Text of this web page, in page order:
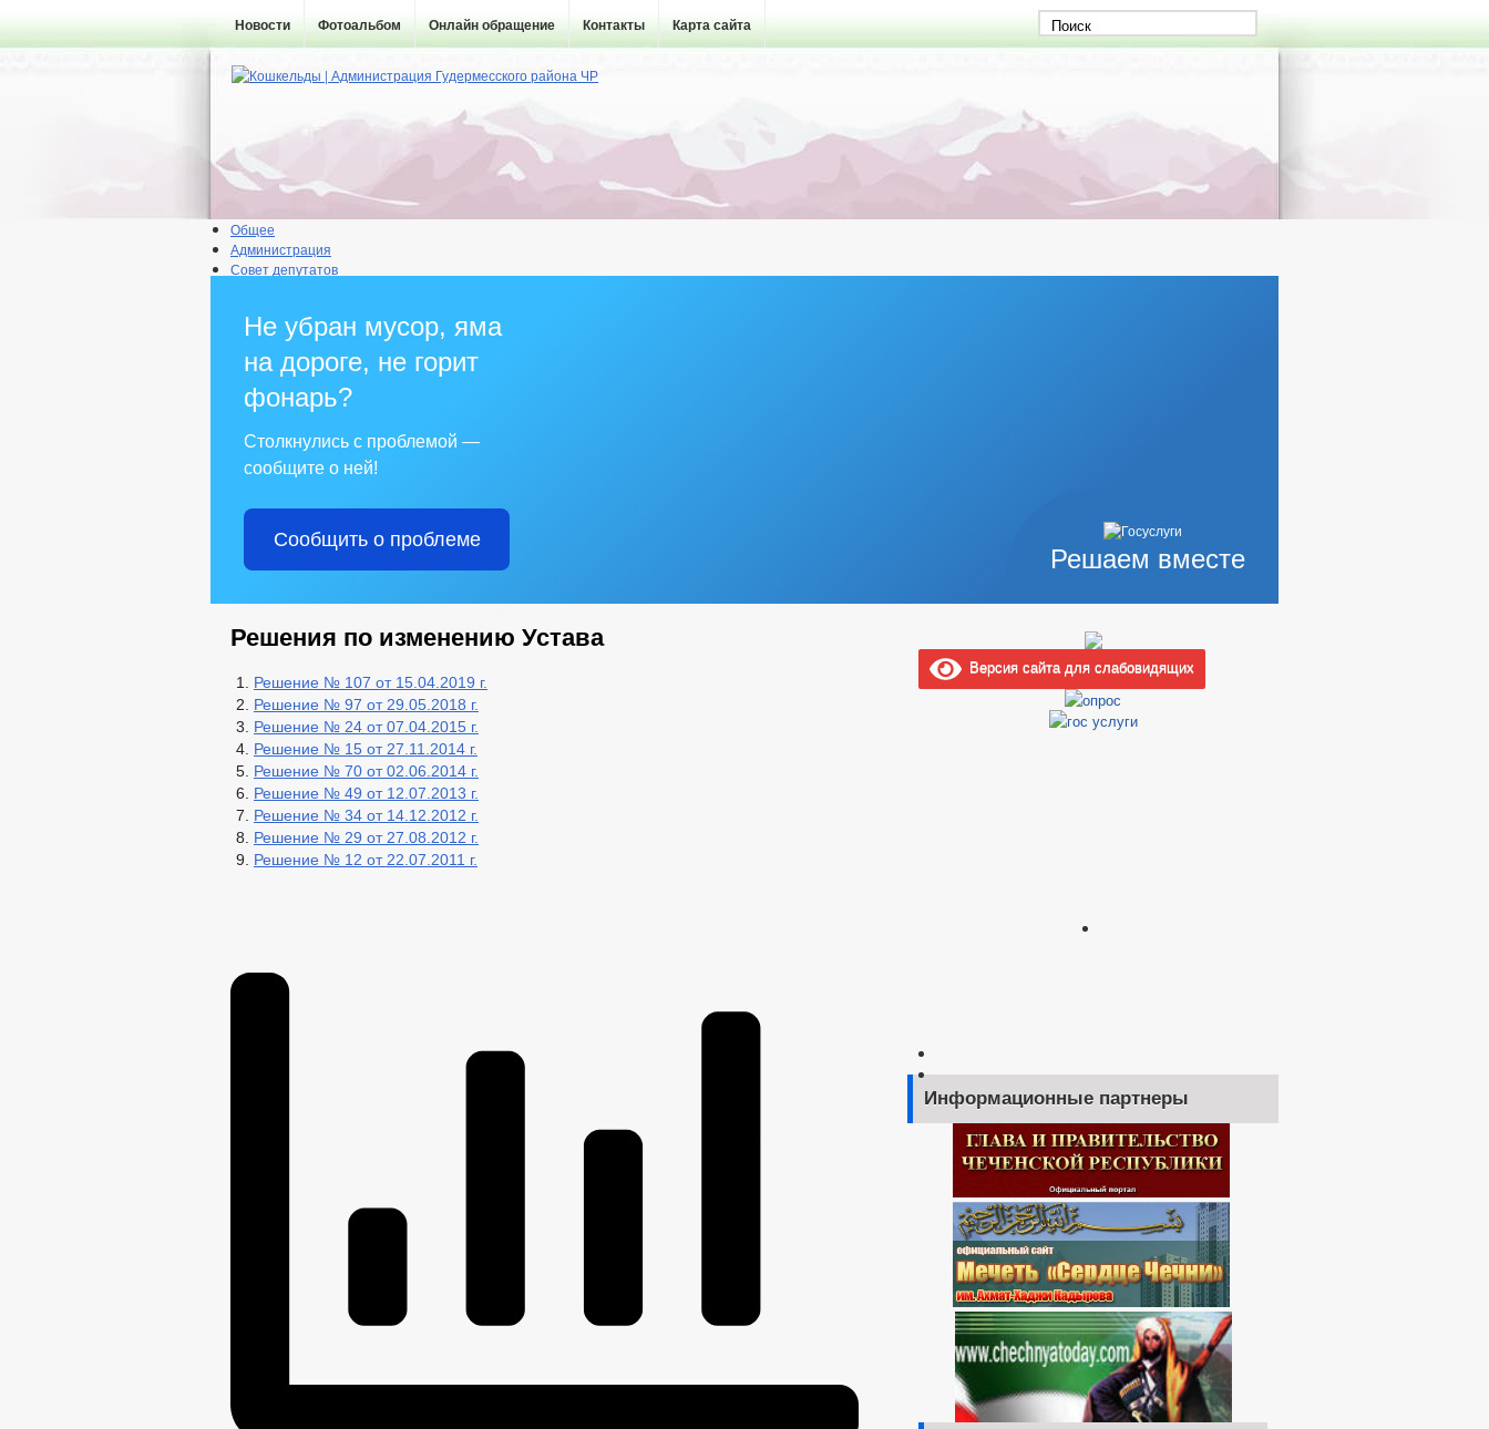
Новости Фотоальбом Онлайн обращение Контакты Карта сайта
Общее
Администрация
Совет депутатов
Бюджет
Прием граждан
Решаем вместе
Не убран мусор, яма
на дороге, не горит
фонарь?
Столкнулись с проблемой —
сообщите о ней!
Сообщить о проблеме
Решения по изменению Устава
Решение № 107 от 15.04.2019 г.
Решение № 97 от 29.05.2018 г.
Решение № 24 от 07.04.2015 г.
Решение № 15 от 27.11.2014 г.
Решение № 70 от 02.06.2014 г.
Решение № 49 от 12.07.2013 г.
Решение № 34 от 14.12.2012 г.
Решение № 29 от 27.08.2012 г.
Решение № 12 от 22.07.2011 г.
Версия сайта для слабовидящих
Информационные партнеры